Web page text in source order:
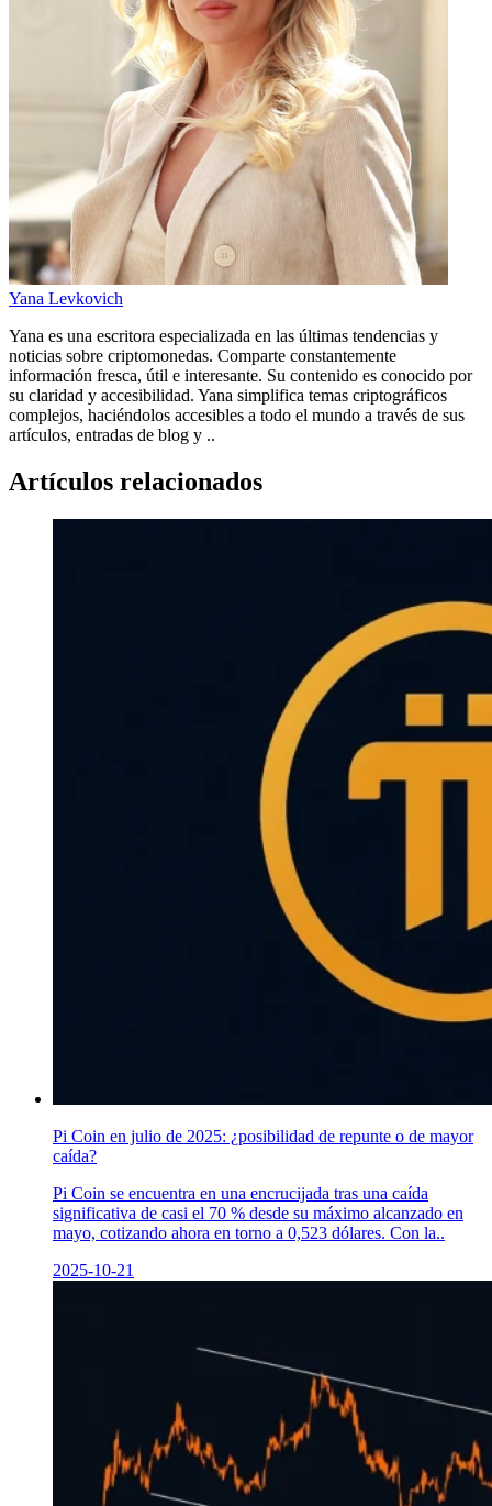
Yana Levkovich
Yana es una escritora especializada en las últimas tendencias y
noticias sobre criptomonedas. Comparte constantemente
información fresca, útil e interesante. Su contenido es conocido por
su claridad y accesibilidad. Yana simplifica temas criptográficos
complejos, haciéndolos accesibles a todo el mundo a través de sus
artículos, entradas de blog y ..
Artículos relacionados
Pi Coin en julio de 2025: ¿posibilidad de repunte o de mayor
caída?
Pi Coin se encuentra en una encrucijada tras una caída
significativa de casi el 70 % desde su máximo alcanzado en
mayo, cotizando ahora en torno a 0,523 dólares. Con la..
2025-10-21